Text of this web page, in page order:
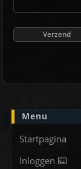
Menu
Startpagina
Inloggen ⌨️